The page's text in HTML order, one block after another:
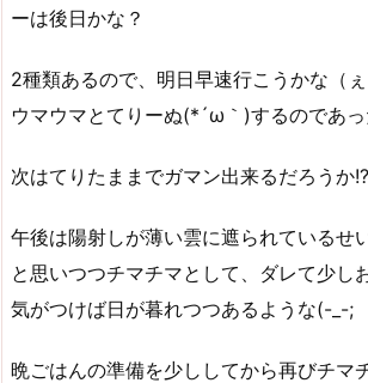
ーは後日かな？
2種類あるので、明日早速行こうかな（ぇ
ウマウマとてりーぬ(*´ω｀)するのであっ
次はてりたままでガマン出来るだろうか!?
午後は陽射しが薄い雲に遮られているせ
と思いつつチマチマとして、ダレて少し
気がつけば日が暮れつつあるような(-_-;
晩ごはんの準備を少ししてから再びチマ